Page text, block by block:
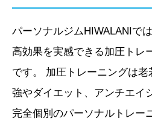
パーソナルジムHIWALANIで
高効果を実感できる加圧トレ
です。 加圧トレーニングは
強やダイエット、アンチエイ
完全個別のパーソナルトレー